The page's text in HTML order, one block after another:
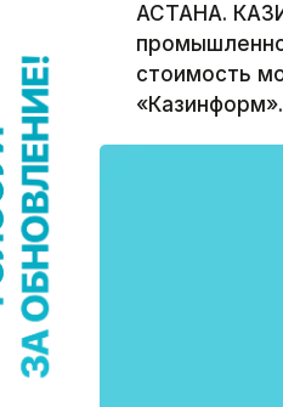
АСТАНА.
стоимость
«Казинформ».